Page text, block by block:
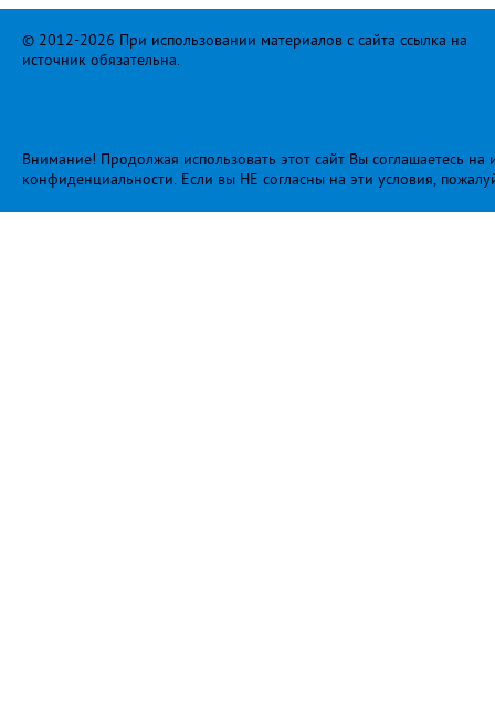
© 2012-2026 При использовании материалов с сайта ссылка на
источник обязательна.
Внимание! Продолжая использовать этот сайт Вы соглашаетесь
конфиденциальности. Если вы НЕ согласны на эти условия,